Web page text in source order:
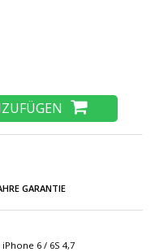
GARANTIE
iPhone 6 / 6S 4,7